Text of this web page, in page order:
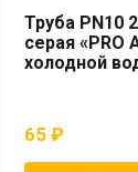
Труба PN10
серая «PRO
холодной
65₽